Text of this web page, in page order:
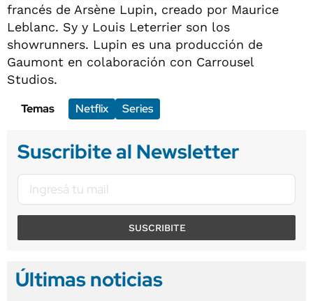
francés de Arsène Lupin, creado por Maurice
Leblanc. Sy y Louis Leterrier son los
showrunners. Lupin es una producción de
Gaumont en colaboración con Carrousel
Studios.
Temas
Netflix Series
Suscribite al Newsletter
SUSCRIBITE
Últimas noticias